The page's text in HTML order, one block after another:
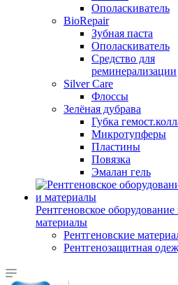
Ополаскиватель
BioRepair
Зубная паста
Ополаскиватель
Средство для
реминерализации
Silver Care
Флоссы
Зелёная дубрава
Губка
Микротупферы
Пластины
Повязка
Эмалан гель
Рентгеновское оборудование
материалы
Рентгеновские
Рентгенозащитная